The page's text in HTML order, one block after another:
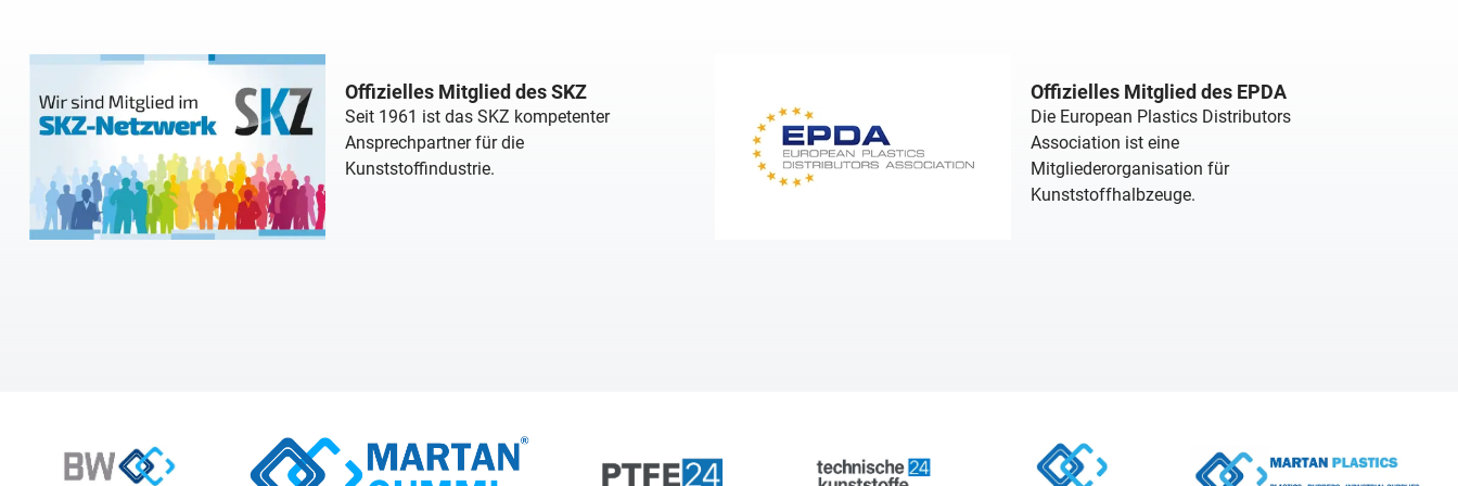
Offizielles Mitglied des SKZ
Seit 1961 ist das SKZ kompetenter
Ansprechpartner für die
Kunststoffindustrie.
Offizielles Mitglied des EPDA
Die European Plastics Distributors
Association ist eine
Mitgliederorganisation für
Kunststoffhalbzeuge.